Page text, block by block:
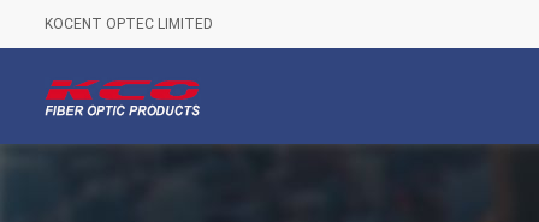
KOCENT OPTEC LIMITED